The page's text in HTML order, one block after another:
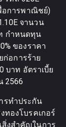
อการพาณิชย์)
จานวน
กำหนดทุน
ของราคา
อการร้าย
บาท อัตราเบี้ย
2566
รทำประกัน
ทองโบรคเกอร์
งสำคัญในการ